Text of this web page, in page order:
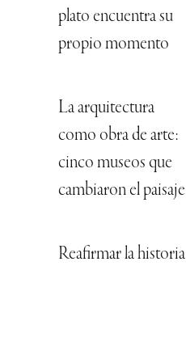
plato encuentra su
propio momento
La arquitectura
como obra de arte:
cinco museos que
cambiaron el paisaje
Reafirmar la historia